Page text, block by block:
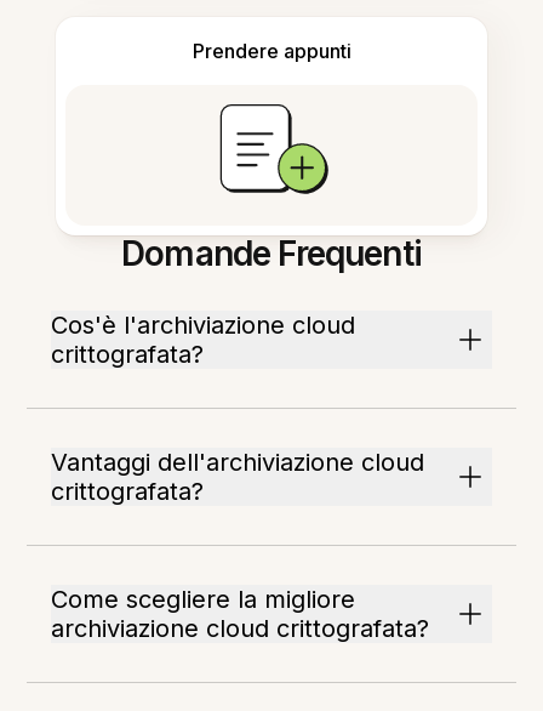
Prendere appunti
Domande Frequenti
Cos'è l'archiviazione cloud
crittografata?
Vantaggi dell'archiviazione cloud
crittografata?
Come scegliere la migliore
archiviazione cloud crittografata?